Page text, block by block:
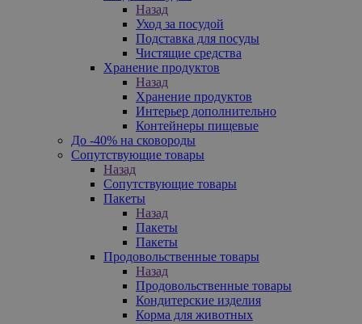
Назад
Уход за посудой
Подставка для посуды
Чистящие средства
Хранение продуктов
Назад
Хранение продуктов
Интерьер дополнительно
Контейнеры пищевые
До -40% на сковороды
Сопутствующие товары
Назад
Сопутствующие товары
Пакеты
Назад
Пакеты
Пакеты
Продовольственные товары
Назад
Продовольственные товары
Кондитерские изделия
Корма для животных